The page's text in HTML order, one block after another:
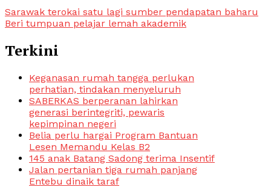
Sarawak terokai satu lagi sumber pendapatan baharu
Beri tumpuan pelajar lemah akademik
Terkini
Keganasan rumah tangga perlukan
perhatian, tindakan menyeluruh
SABERKAS berperanan lahirkan
generasi berintegriti, pewaris
kepimpinan negeri
Belia perlu hargai Program Bantuan
Lesen Memandu Kelas B2
145 anak Batang Sadong terima Insentif
Jalan pertanian tiga rumah panjang
Entebu dinaik taraf